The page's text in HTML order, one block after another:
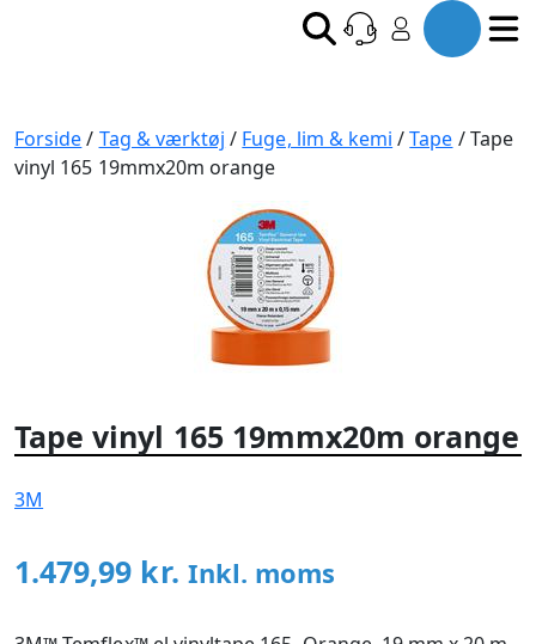
Forside/ Tag & værktøj / Fuge, lim & kemi /Tape / Tape
vinyl 165 19mmx20m orange
Tape vinyl 165 19mmx20m orange
3M
1.479,99 kr. Inkl. moms